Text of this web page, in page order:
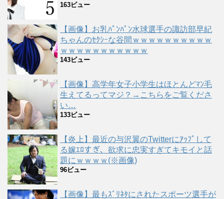
163ビュー
【画像】お乳ﾊﾟﾝﾊﾟﾝ水球選手の諏訪部早紀
ちゃんのｾｸｼｰな谷間ｗｗｗｗｗｗｗｗｗｗ
ｗｗｗｗｗｗｗｗｗｗｗ
143ビュー
【画像】高学年女子小学生はほとんどﾏﾝ毛
生えてるってマジ？→こちらをご覧くださ
い…
133ビュー
【炎上】最近の与沢翼のTwitterにｱｯﾌﾟして
る嫁ｴﾛすぎ、欲求に忠実すぎてキモイと話
題にｗｗｗｗ(※画像)
96ビュー
【画像】最もｽﾞﾘﾈﾀにされたスポーツ選手が